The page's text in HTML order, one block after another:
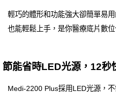
輕巧的體形和功能強大卻簡單易
也能輕鬆上手，是你醫療底片數位
節能省時LED光源，12秒
Medi-2200 Plus採用LED光源，